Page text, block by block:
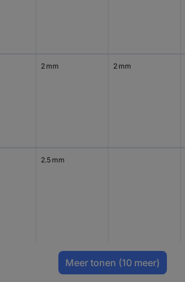
2 mm 2 mm
2.5 mm
Meer tonen (10 meer)